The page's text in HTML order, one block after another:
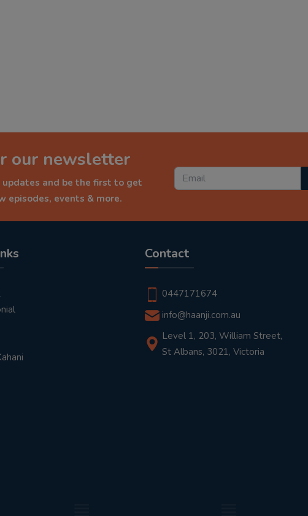
our newsletter
and be the first to get
episodes, events & more.
Contact
0447171674
info@haanji.com.au
Level 1, 203, William Street,
St Albans, 3021, Victoria